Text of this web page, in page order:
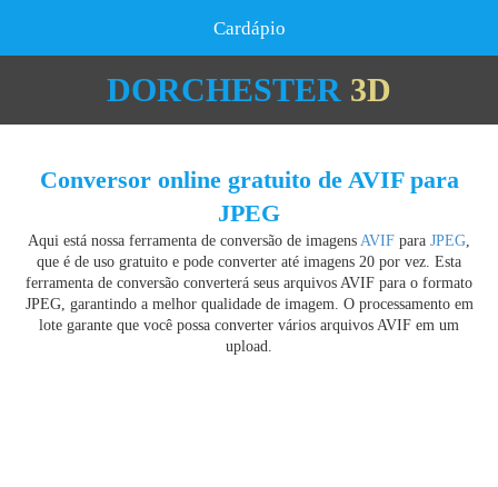
Cardápio
DORCHESTER 3D
Conversor online gratuito de AVIF para
JPEG
Aqui está nossa ferramenta de conversão de imagens AVIF para JPEG,
que é de uso gratuito e pode converter até imagens 20 por vez. Esta
ferramenta de conversão converterá seus arquivos AVIF para o formato
JPEG, garantindo a melhor qualidade de imagem. O processamento em
lote garante que você possa converter vários arquivos AVIF em um
upload.